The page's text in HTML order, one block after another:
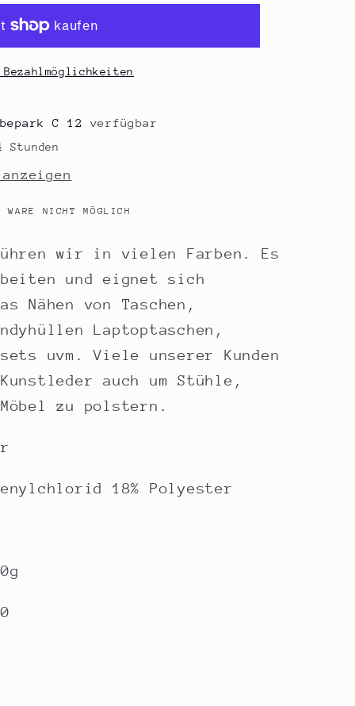
C 12 verfügbar
WARE NICHT MÖGLICH
wir in vielen Farben. Es
und eignet sich
Nähen von Taschen,
Laptoptaschen,
uvm. Viele unserer Kunden
auch um Stühle,
zu polstern.
18% Polyester